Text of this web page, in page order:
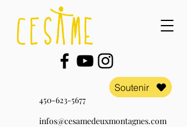
Soutenir
450-623-5677
infos@cesamedeuxmontagnes.com